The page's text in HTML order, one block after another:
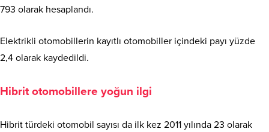
793 olarak hesaplandı.
Elektrikli otomobillerin kayıtlı otomobiller içindeki payı yüzde
2,4 olarak kaydedildi.
Hibrit otomobillere yoğun ilgi
Hibrit türdeki otomobil sayısı da ilk kez 2011 yılında 23 olarak